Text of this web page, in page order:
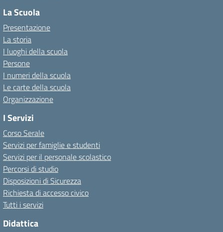
La Scuola
Presentazione
La storia
I luoghi della scuola
Persone
I numeri della scuola
Le carte della scuola
Organizzazione
I Servizi
Corso Serale
Servizi per famiglie e studenti
Servizi per il personale scolastico
Percorsi di studio
Disposizioni di Sicurezza
Richiesta di accesso civico
Tutti i servizi
Didattica